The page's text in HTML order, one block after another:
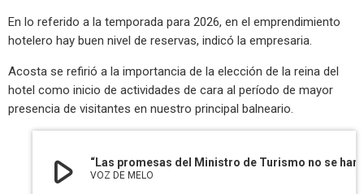
En lo referido a la temporada para 2026, en el emprendimiento
hotelero hay buen nivel de reservas, indicó la empresaria.
Acosta se refirió a la importancia de la elección de la reina del
hotel como inicio de actividades de cara al período de mayor
presencia de visitantes en nuestro principal balneario.
play_arrow VOZ DE MELO